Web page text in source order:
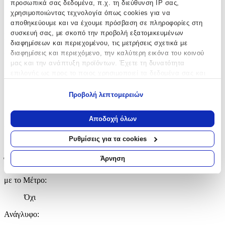
προσωπικά σας δεδομένα, π.χ. τη διεύθυνση IP σας,
χρησιμοποιώντας τεχνολογία όπως cookies για να
αποθηκεύουμε και να έχουμε πρόσβαση σε πληροφορίες στη
συσκευή σας, με σκοπό την προβολή εξατομικευμένων
διαφημίσεων και περιεχομένου, τις μετρήσεις σχετικά με
διαφημίσεις και περιεχόμενο, την καλύτερη εικόνα του κοινού
μας και την ανάπτυξη προϊόντων. Έχετε τη δυνατότητα
Να συλλέξουμε πληροφορίες σχετικά με τη γεωγραφική
σας τοποθεσία, οι οποίες μπορεί να είναι ακριβείς σε
απόσταση μερικών μέτρων
Να αναγνωρίσουμε τη συσκευή σας σαρώνοντας ενεργά
για συγκεκριμένα χαρακτηριστικά (δακτυλικό αποτύπωμα)
Μάθετε περισσότερα σχετικά με τον τρόπο επεξεργασίας των
προσωπικών σας δεδομένων και καθορίστε τις προτιμήσεις σας
ενότητα “Λεπτομέρειες”
ανακαλέσετε τη συγκατάθεσή σας ανά πάσα στιγμή από τη
Προβολή λεπτομερειών
Αποδοχή όλων
Ρυθμίσεις για τα cookies
Άρνηση
Ezzo
Βασικά Χαρακτηριστικά
Ποιότητα:
Χρώμα
Έξτρα Χαρακτηριστικά
με το Μέτρο:
Όχι
Ανάγλυφο: